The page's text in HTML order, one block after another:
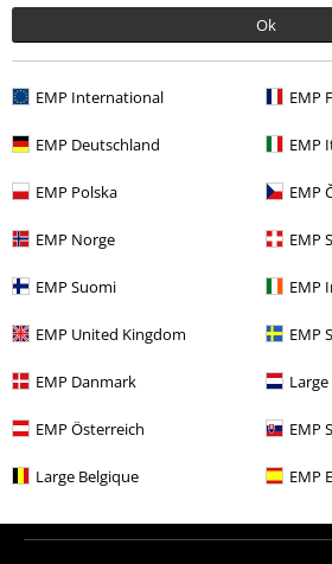
Ok
EMP International EMP
EMP Deutschland EMP
EMP Polska EMP
EMP Norge EMP
EMP Suomi EMP
EMP United Kingdom EMP
EMP Danmark
EMP Österreich EMP
Large Belgique EMP
Mehr Kategorien. Mehr
E-Mail Newsletter
Greif einen 15%* Gutschein ab, wenn du